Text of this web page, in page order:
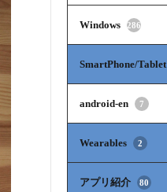
Windows 286
SmartPhone/Tablet
android-en 7
Wearables 2
アプリ紹介 80